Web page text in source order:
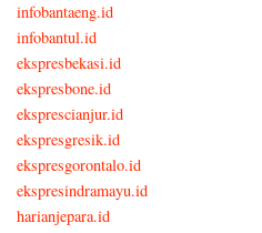
infobantaeng.id
infobantul.id
ekspresbekasi.id
ekspresbone.id
eksprescianjur.id
ekspresgresik.id
ekspresgorontalo.id
ekspresindramayu.id
harianjepara.id